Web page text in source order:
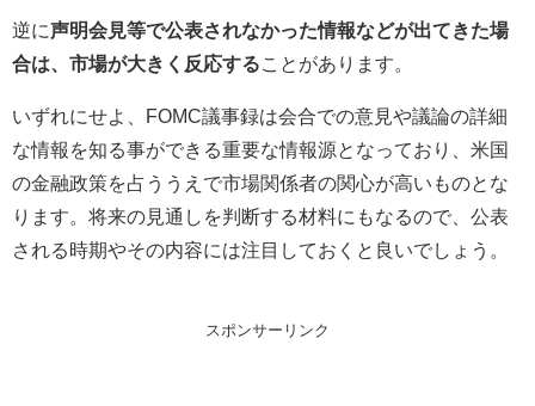
逆に声明会見等で公表されなかった情報などが出てきた場
合は、市場が大きく反応する ことがあります。
いずれにせよ、FOMC議事録は会合での意見や議論の詳細
な情報を知る事ができる重要な情報源となっており、米国
の金融政策を占ううえで市場関係者の関心が高いものとな
ります。将来の見通しを判断する材料にもなるので、公表
される時期やその内容には注目しておくと良いでしょう。
スポンサーリンク